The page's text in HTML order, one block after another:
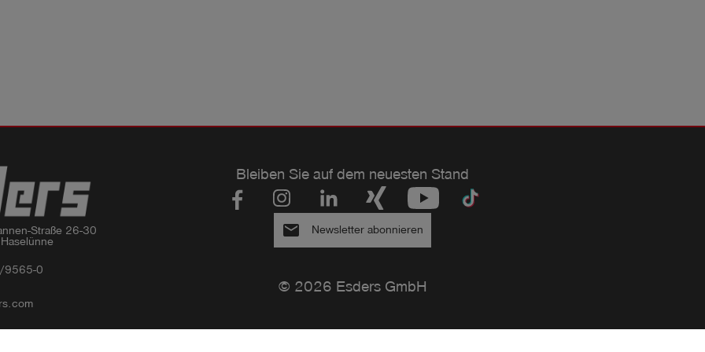
Straße 26-30
9565-0
Bleiben Sie auf dem neuesten Stand
email Newsletter abonnieren
© 2026 Esders GmbH